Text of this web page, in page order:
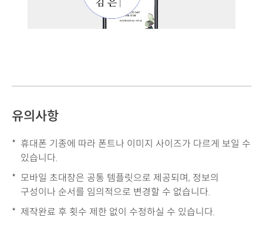
유의사항
휴대폰 기종에 따라 폰트나 이미지 사이즈가 다르게 보일 수
있습니다.
모바일 초대장은 공통 템플릿으로 제공되며, 정보의
구성이나 순서를 임의적으로 변경할 수 없습니다.
제작완료 후 횟수 제한 없이 수정하실 수 있습니다.